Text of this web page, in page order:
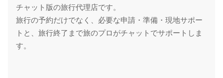
チャット版の旅行代理店です。
旅行の予約だけでなく、必要な申請・準備・現地サポー
トと、旅行終了まで旅のプロがチャットでサポートしま
す。